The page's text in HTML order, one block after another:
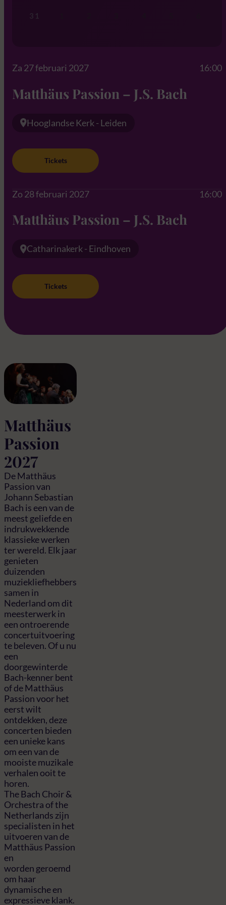
31
Za 27 februari 2027 16:00
Matthäus Passion – J.S. Bach
Hooglandse Kerk - Leiden
Tickets
Zo 28 februari 2027 16:00
Matthäus Passion – J.S. Bach
Catharinakerk - Eindhoven
Tickets
Matthäus
Passion
2027
De Matthäus
Passion van
Johann Sebastian
Bach is een van de
meest geliefde en
indrukwekkende
klassieke werken
ter wereld. Elk jaar
genieten
duizenden
muziekliefhebbers
samen in
Nederland om dit
meesterwerk in
een ontroerende
concertuitvoering
te beleven. Of u nu
een
doorgewinterde
Bach-kenner bent
of de Matthäus
Passion voor het
eerst wilt
ontdekken, deze
concerten bieden
een unieke kans
om een van de
mooiste muzikale
verhalen ooit te
horen.
The Bach Choir &
Orchestra of the
Netherlands zijn
specialisten in het
uitvoeren van de
Matthäus Passion
en
worden geroemd
om haar
dynamische en
expressieve klank.